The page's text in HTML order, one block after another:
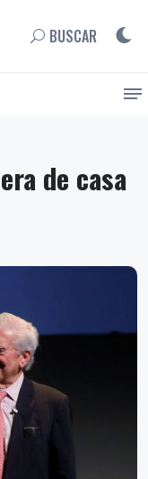
BUSCAR
de casa